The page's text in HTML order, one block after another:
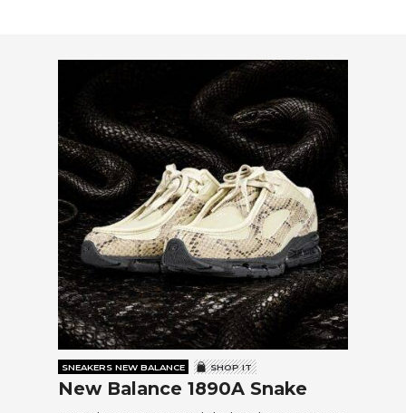
SNEAKERS NEW BALANCE SHOP IT
New Balance 1890A Snake